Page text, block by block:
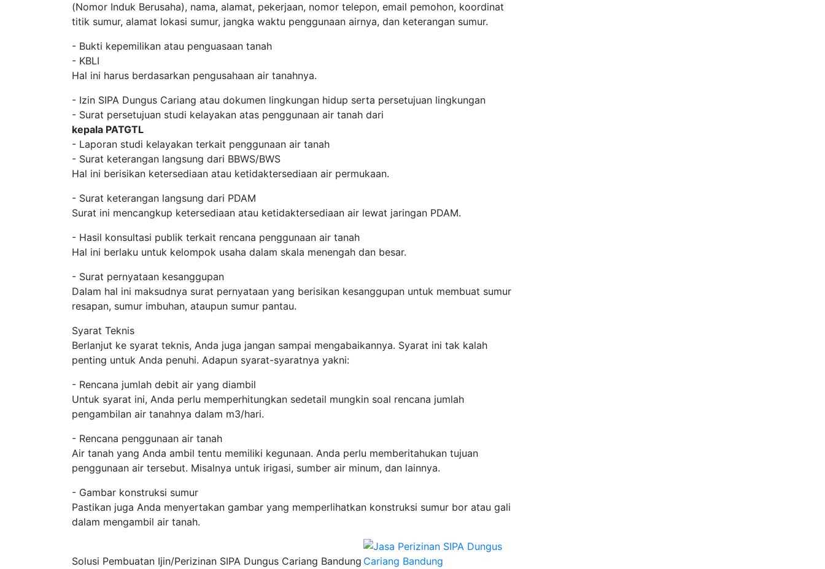
(Nomor Induk Berusaha), nama, alamat, pekerjaan, nomor telepon, email pemohon, koordinat
titik sumur, alamat lokasi sumur, jangka waktu penggunaan airnya, dan keterangan sumur.
- Bukti kepemilikan atau penguasaan tanah
- KBLI
Hal ini harus berdasarkan pengusahaan air tanahnya.
- Izin SIPA Dungus Cariang atau dokumen lingkungan hidup serta persetujuan lingkungan
- Surat persetujuan studi kelayakan atas penggunaan air tanah dari
kepala PATGTL
- Laporan studi kelayakan terkait penggunaan air tanah
- Surat keterangan langsung dari BBWS/BWS
Hal ini berisikan ketersediaan atau ketidaktersediaan air permukaan.
- Surat keterangan langsung dari PDAM
Surat ini mencangkup ketersediaan atau ketidaktersediaan air lewat jaringan PDAM.
- Hasil konsultasi publik terkait rencana penggunaan air tanah
Hal ini berlaku untuk kelompok usaha dalam skala menengah dan besar.
- Surat pernyataan kesanggupan
Dalam hal ini maksudnya surat pernyataan yang berisikan kesanggupan untuk membuat sumur
resapan, sumur imbuhan, ataupun sumur pantau.
Syarat Teknis
Berlanjut ke syarat teknis, Anda juga jangan sampai mengabaikannya. Syarat ini tak kalah
penting untuk Anda penuhi. Adapun syarat-syaratnya yakni:
- Rencana jumlah debit air yang diambil
Untuk syarat ini, Anda perlu memperhitungkan sedetail mungkin soal rencana jumlah
pengambilan air tanahnya dalam m3/hari.
- Rencana penggunaan air tanah
Air tanah yang Anda ambil tentu memiliki kegunaan. Anda perlu memberitahukan tujuan
penggunaan air tersebut. Misalnya untuk irigasi, sumber air minum, dan lainnya.
- Gambar konstruksi sumur
Pastikan juga Anda menyertakan gambar yang memperlihatkan konstruksi sumur bor atau gali
dalam mengambil air tanah.
Solusi Pembuatan Ijin/Perizinan SIPA Dungus Cariang Bandung